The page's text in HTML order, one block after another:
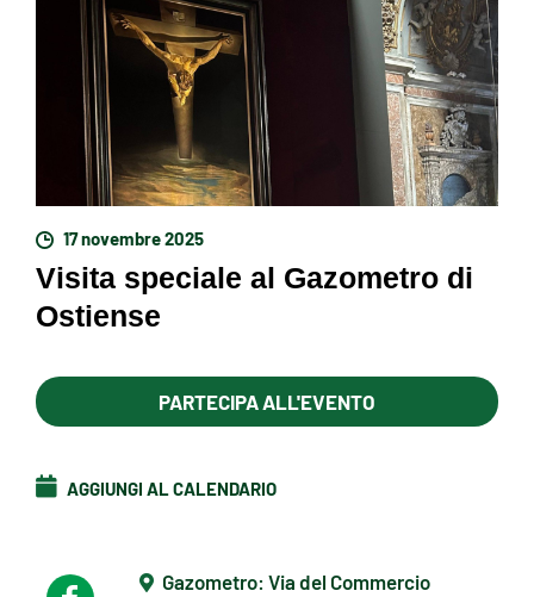
17 novembre 2025
Visita speciale al Gazometro di
Ostiense
PARTECIPA ALL'EVENTO
AGGIUNGI AL CALENDARIO
Gazometro: Via del Commercio